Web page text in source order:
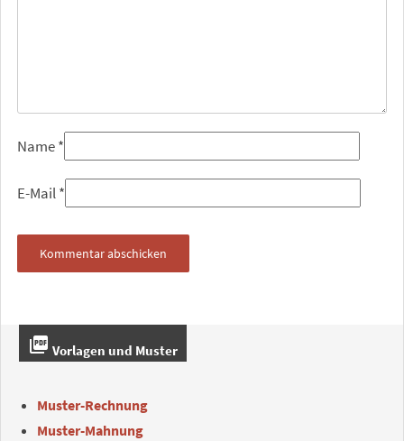
Name*
E-Mail*
picture_as_pdf Vorlagen und Muster
Muster-Rechnung
Muster-Mahnung